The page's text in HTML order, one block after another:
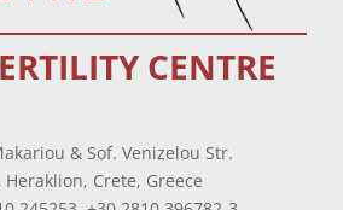
CENTRE
& Sof. Venizelou Str.
Heraklion, Crete, Greece